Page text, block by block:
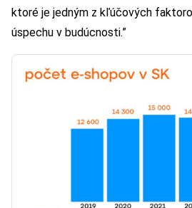
ktoré je jedným z kľúčových
úspechu v budúcnosti.”